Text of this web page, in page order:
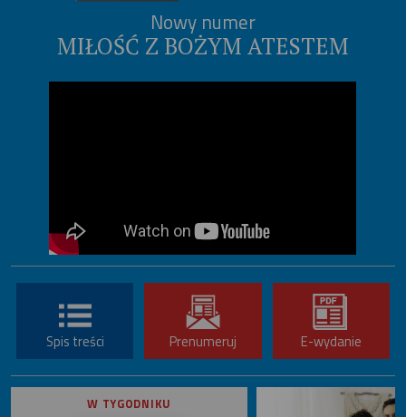
Nowy numer
MIŁOŚĆ Z BOŻYM ATESTEM
Spis treści Prenumeruj E-wydanie
W TYGODNIKU